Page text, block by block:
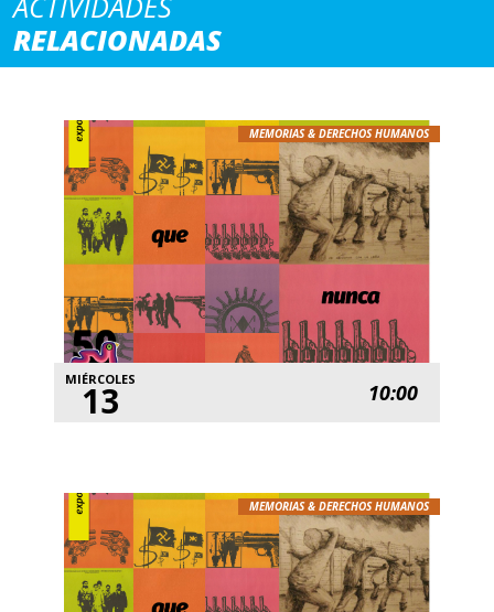
RELACIONADAS
MEMORIAS & DERECHOS HUMANOS
MIÉRCOLES
13 10:00
MEMORIAS & DERECHOS HUMANOS